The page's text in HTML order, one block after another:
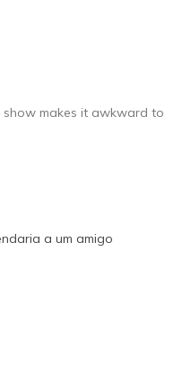
makes it awkward to
a um amigo